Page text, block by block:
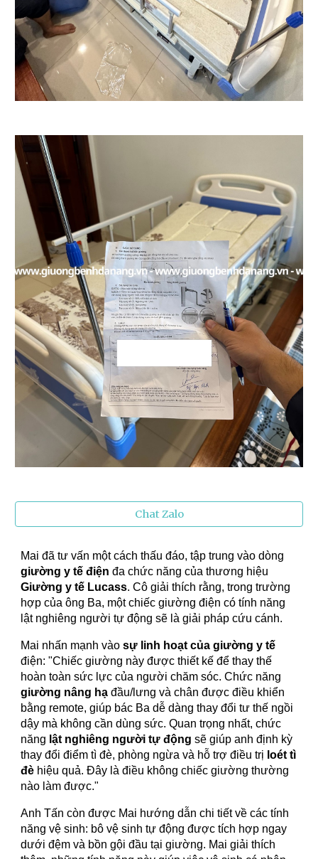
Chat Zalo
Mai đã tư vấn một cách thấu đáo, tập trung vào dòng
giường y tế điện đa chức năng của thương hiệu
Giường y tế Lucass. Cô giải thích rằng, trong trường
hợp của ông Ba, một chiếc giường điện có tính năng
lật nghiêng người tự động sẽ là giải pháp cứu cánh.
Mai nhấn mạnh vàosự linh hoạt của giường y tế
điện: "Chiếc giường này được thiết kế để thay thế
hoàn toàn sức lực của người chăm sóc. Chức năng
giường nâng hạ đầu/lưng và chân được điều khiển
bằng remote, giúp bác Ba dễ dàng thay đổi tư thế ngồi
dậy mà không cần dùng sức. Quan trọng nhất, chức
năng lật nghiêng người tự động sẽ giúp anh định kỳ
thay đổi điểm tì đè, phòng ngừa và hỗ trợ điều trị loét tì
đè hiệu quả. Đây là điều không chiếc giường thường
nào làm được."
Anh Tấn còn được Mai hướng dẫn chi tiết về các tính
năng vệ sinh: bô vệ sinh tự động được tích hợp ngay
dưới đệm và bồn gội đầu tại giường. Mai giải thích